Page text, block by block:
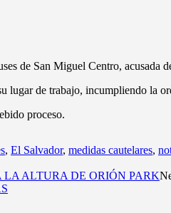
de San Miguel Centro, acusada
de trabajo, incumpliendo la
proceso.
, El Salvador, medidas cautelares,
LA ALTURA DE ORIÓN PARK